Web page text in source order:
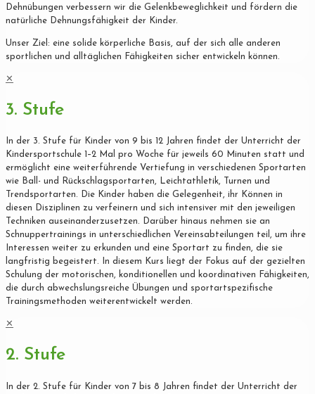
Dehnübungen verbessern wir die Gelenkbeweglichkeit und fördern die
natürliche Dehnungsfähigkeit der Kinder.
Unser Ziel: eine solide körperliche Basis, auf der sich alle anderen
sportlichen und alltäglichen Fähigkeiten sicher entwickeln können.
✕
3. Stufe
In der 3. Stufe für Kinder von 9 bis 12 Jahren findet der Unterricht der
Kindersportschule 1–2 Mal pro Woche für jeweils 60 Minuten statt und
ermöglicht eine weiterführende Vertiefung in verschiedenen Sportarten
wie Ball- und Rückschlagsportarten, Leichtathletik, Turnen und
Trendsportarten. Die Kinder haben die Gelegenheit, ihr Können in
diesen Disziplinen zu verfeinern und sich intensiver mit den jeweiligen
Techniken auseinanderzusetzen. Darüber hinaus nehmen sie an
Schnuppertrainings in unterschiedlichen Vereinsabteilungen teil, um ihre
Interessen weiter zu erkunden und eine Sportart zu finden, die sie
langfristig begeistert. In diesem Kurs liegt der Fokus auf der gezielten
Schulung der motorischen, konditionellen und koordinativen Fähigkeiten,
die durch abwechslungsreiche Übungen und sportartspezifische
Trainingsmethoden weiterentwickelt werden.
✕
2. Stufe
In der 2. Stufe für Kinder von 7 bis 8 Jahren findet der Unterricht der